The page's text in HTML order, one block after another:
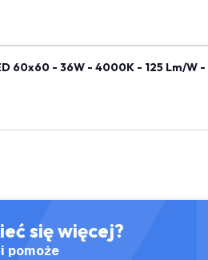
60x60 - 36W - 4000K - 125 Lm/W
się więcej?
pomoże